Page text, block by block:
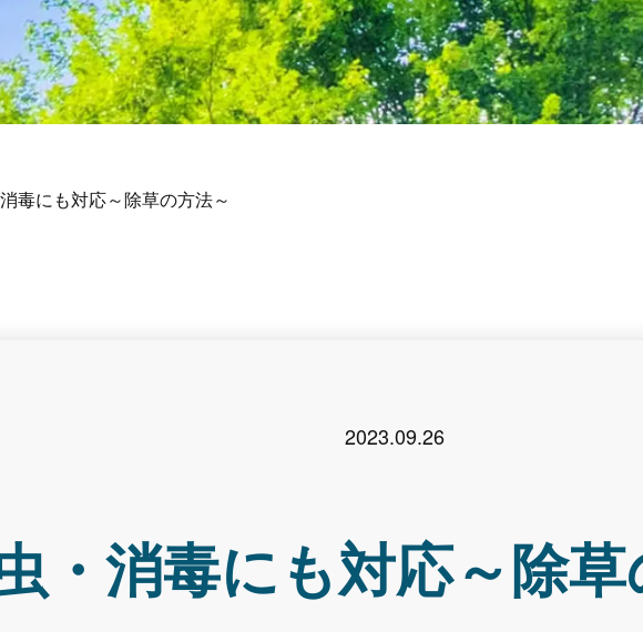
毒にも対応～除草の方法～
2023.09.26
・消毒にも対応～除